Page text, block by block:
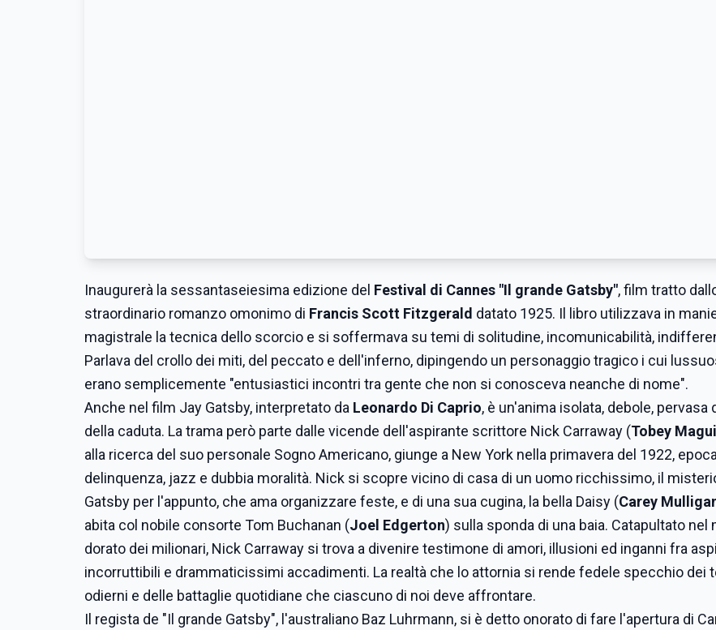
Inaugurerà la sessantaseiesima edizione del Festival di Cannes "Il grande Gatsby", film tratto
straordinario romanzo omonimo di Francis Scott Fitzgerald datato 1925. Il libro utilizzava in
magistrale la tecnica dello scorcio e si soffermava su temi di solitudine, incomunicabilità,
Parlava del crollo dei miti, del peccato e dell'inferno, dipingendo un personaggio tragico i cui
erano semplicemente "entusiastici incontri tra gente che non si conosceva neanche di nome".
Anche nel film Jay Gatsby, interpretato da Leonardo Di Caprio, è un'anima isolata, debole, pervasa
della caduta. La trama però parte dalle vicende dell'aspirante scrittore Nick Carraway (Tobey
alla ricerca del suo personale Sogno Americano, giunge a New York nella primavera del 1922,
delinquenza, jazz e dubbia moralità. Nick si scopre vicino di casa di un uomo ricchissimo, il
Gatsby per l'appunto, che ama organizzare feste, e di una sua cugina, la bella Daisy (Carey
abita col nobile consorte Tom Buchanan (Joel Edgerton) sulla sponda di una baia. Catapultato nel
dorato dei milionari, Nick Carraway si trova a divenire testimone di amori, illusioni ed inganni fra
incorruttibili e drammaticissimi accadimenti. La realtà che lo attornia si rende fedele specchio dei
odierni e delle battaglie quotidiane che ciascuno di noi deve affrontare.
Il regista de "Il grande Gatsby", l'australiano Baz Luhrmann, si è detto onorato di fare l'apertura di